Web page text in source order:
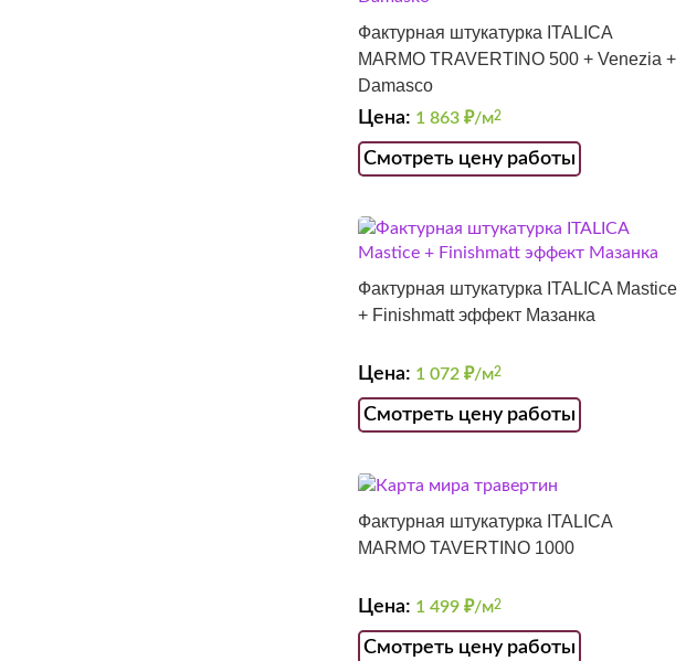
Фактурная штукатурка ITALICA
MARMO TRAVERTINO 500 + Venezia +
Damasco
Цена: 1 863 ₽/м2
Смотреть цену работы
Фактурная штукатурка ITALICA Mastice
+ Finishmatt эффект Мазанка
Цена: 1 072 ₽/м2
Смотреть цену работы
Фактурная штукатурка ITALICA
MARMO TAVERTINO 1000
Цена: 1 499 ₽/м2
Смотреть цену работы